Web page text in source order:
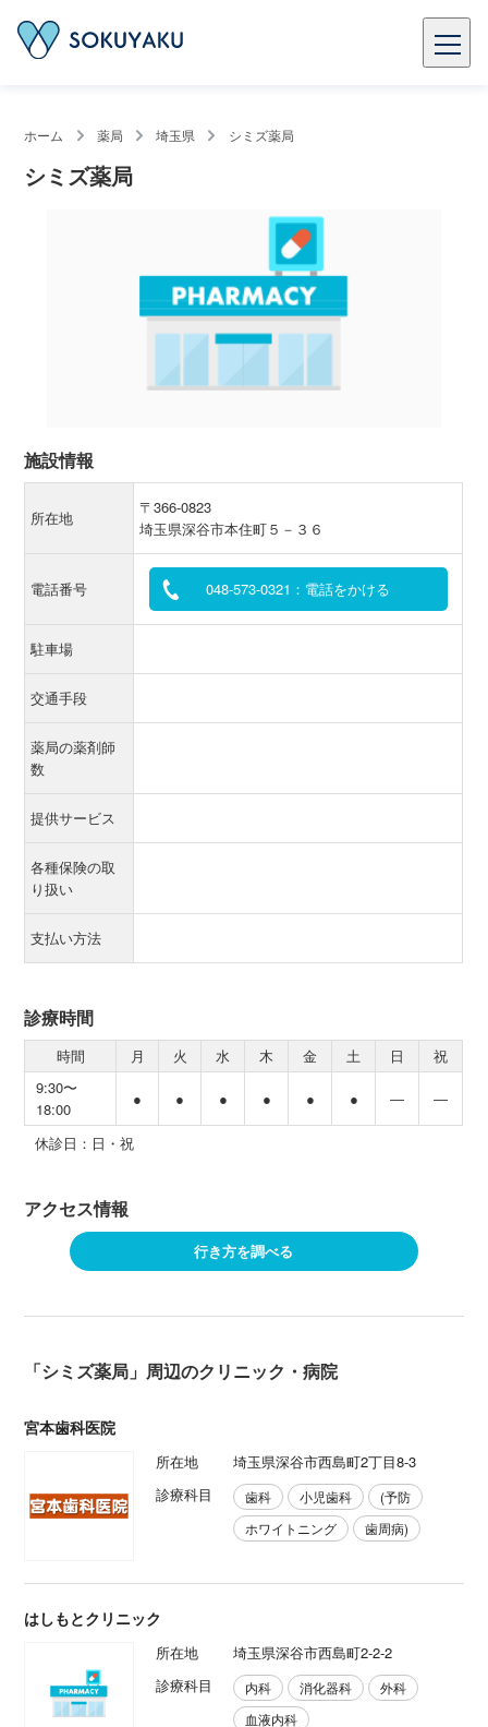
ホーム 薬局 埼玉県 シミズ薬局
シミズ薬局
施設情報
所在地
〒366-0823
埼玉県深谷市本住町５－３６
電話番号 048-573-0321：電話をかける
駐車場
交通手段
薬局の薬剤師
数
提供サービス
各種保険の取
り扱い
支払い方法
診療時間
時間 月 火 水 木 金 土 日
祝
9:30〜
18:00
● ● ● ● ● ● ― ―
休診日：日・祝
アクセス情報
行き方を調べる
「シミズ薬局」周辺のクリニック・病院
宮本歯科医院
所在地
埼玉県深谷市西島町2丁目8-3
診療科目
歯科 小児歯科
(予防
ホワイトニング
歯周病)
はしもとクリニック
所在地
埼玉県深谷市西島町2-2-2
診療科目
内科 消化器科
外科
血液内科